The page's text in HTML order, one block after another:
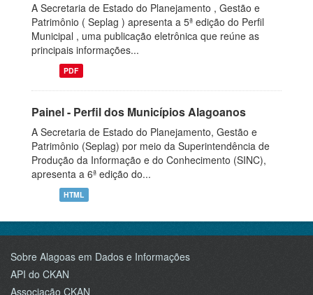
A Secretaria de Estado do Planejamento , Gestão e
Patrimônio ( Seplag ) apresenta a 5ª edição do Perfil
Municipal , uma publicação eletrônica que reúne as
principais informações...
PDF
Painel - Perfil dos Municípios Alagoanos
A Secretaria de Estado do Planejamento, Gestão e
Patrimônio (Seplag) por meio da Superintendência de
Produção da Informação e do Conhecimento (SINC),
apresenta a 6ª edição do...
HTML
Sobre Alagoas em Dados e Informações
API do CKAN
Associação CKAN